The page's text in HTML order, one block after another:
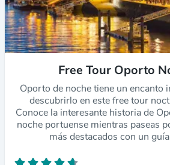
Free Tour Oporto
Oporto de noche tiene un encanto
descubrirlo en este free tour
Conoce la interesante historia de
noche portuense mientras paseas
más destacados con un